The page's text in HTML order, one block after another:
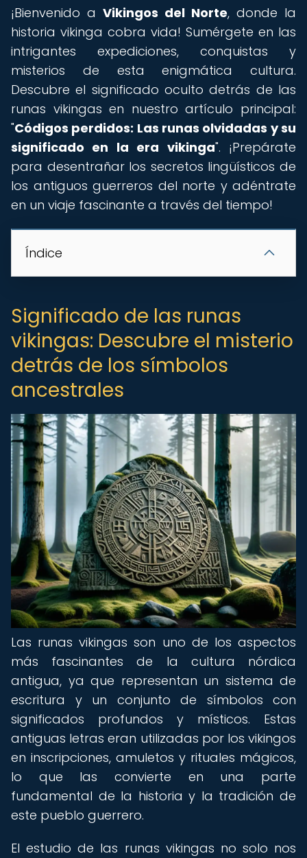
¡Bienvenido a Vikingos del Norte, donde la
historia vikinga cobra vida! Sumérgete en las
intrigantes expediciones, conquistas y
misterios de esta enigmática cultura.
Descubre el significado oculto detrás de las
runas vikingas en nuestro artículo principal:
"Códigos perdidos: Las runas olvidadas y su
significado en la era vikinga". ¡Prepárate
para desentrañar los secretos lingüísticos de
los antiguos guerreros del norte y adéntrate
en un viaje fascinante a través del tiempo!
Índice
Significado de las runas
vikingas: Descubre el misterio
detrás de los símbolos
ancestrales
Las runas vikingas son uno de los aspectos
más fascinantes de la cultura nórdica
antigua, ya que representan un sistema de
escritura y un conjunto de símbolos con
significados profundos y místicos. Estas
antiguas letras eran utilizadas por los vikingos
en inscripciones, amuletos y rituales mágicos,
lo que las convierte en una parte
fundamental de la historia y la tradición de
este pueblo guerrero.
El estudio de las runas vikingas no solo nos